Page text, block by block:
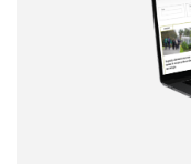
Correo
Tipo de